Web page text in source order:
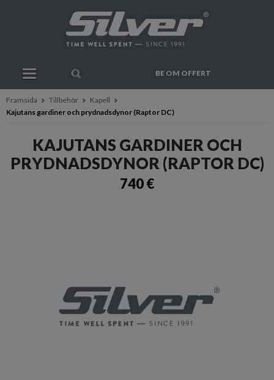
BE OM OFFERT
Framsida Tillbehör
Kapell
Kajutans gardiner och prydnadsdynor (Raptor DC)
KAJUTANS GARDINER OCH
PRYDNADSDYNOR (RAPTOR DC)
740 €